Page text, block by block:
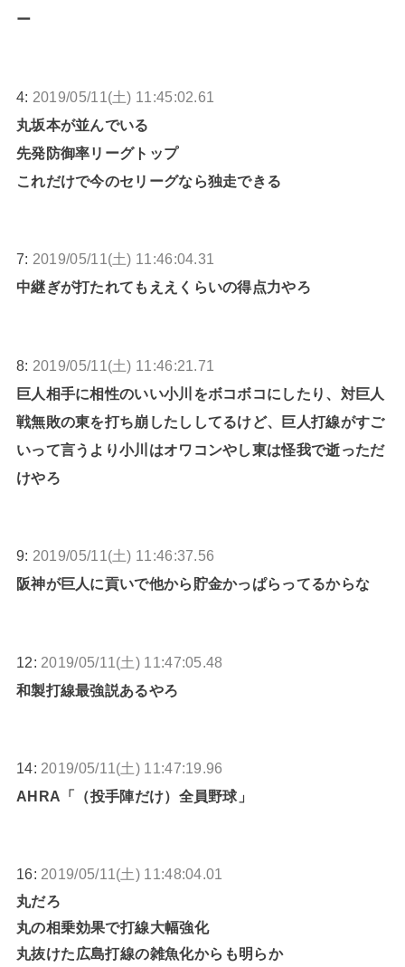
ー
4: 2019/05/11(土) 11:45:02.61
丸坂本が並んでいる
先発防御率リーグトップ
これだけで今のセリーグなら独走できる
7: 2019/05/11(土) 11:46:04.31
中継ぎが打たれてもええくらいの得点力やろ
8: 2019/05/11(土) 11:46:21.71
巨人相手に相性のいい小川をボコボコにしたり、対巨人
戦無敗の東を打ち崩したししてるけど、巨人打線がすご
いって言うより小川はオワコンやし東は怪我で逝っただ
けやろ
9: 2019/05/11(土) 11:46:37.56
阪神が巨人に貢いで他から貯金かっぱらってるからな
12: 2019/05/11(土) 11:47:05.48
和製打線最強説あるやろ
14: 2019/05/11(土) 11:47:19.96
AHRA「（投手陣だけ）全員野球」
16: 2019/05/11(土) 11:48:04.01
丸だろ
丸の相乗効果で打線大幅強化
丸抜けた広島打線の雑魚化からも明らか